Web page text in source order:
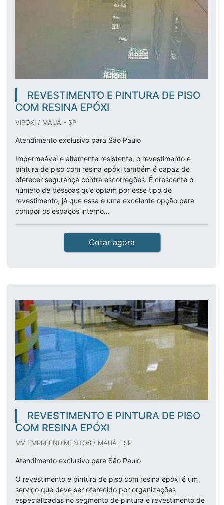
REVESTIMENTO E PINTURA DE PISO
COM RESINA EPÓXI
VIPOXI / MAUÁ - SP
Atendimento exclusivo para São Paulo
Impermeável e altamente resistente, o revestimento e
pintura de piso com resina epóxi também é capaz de
oferecer segurança contra escorregões. É crescente o
número de pessoas que optam por esse tipo de
revestimento, já que essa é uma excelente opção para
compor os espaços interno...
Cotar agora
REVESTIMENTO E PINTURA DE PISO
COM RESINA EPÓXI
MV EMPREENDIMENTOS / MAUÁ - SP
Atendimento exclusivo para São Paulo
O revestimento e pintura de piso com resina epóxi é um
serviço que deve ser oferecido por organizações
especializadas no segmento de pintura e revestimento de